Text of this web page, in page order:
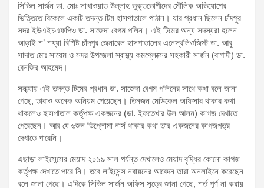
সিভিল সার্জন ডা. মোঃ সাখাওয়াত উল্লাহ ভুক্তভোগীদের মৌলিক অভিযোগের
ভিত্তিতে বিকেলে একটি তদন্ত টিম হাসপাতালে পাঠান। যার প্রধান ছিলেন চাঁদপুর
সদর ইউএইচএফপিও ডা. সাজেদা বেগম পলিন। এই টিমের অন্য সদস্যরা হলেন
আড়াই শ’ শয্যা বিশিষ্ট চাঁদপুর জেনারেল হাসপাতালের এনেস্থলিওজিস্ট ডা. আবু
সাদাত মোঃ সায়েম ও সদর উপজেলা স্বাস্থ্য কমপ্লেক্সের সহকারী সার্জন (বাগাদী) ডা.
বেনজির আহমেদ।
সন্ধ্যায় এই তদন্ত টিমের প্রধান ডা. সাজেদা বেগম পলিনের সাথে কথা বলে জানা
গেছে, তারাও অনেক অনিয়ম পেয়েছেন। তিনজন মেডিকেল অফিসার থাকার কথা
থাকলেও হাসপাতাল কর্তৃপক্ষ একজনের (ডা. ইফতেখার উল আলম) কাগজ দেখাতে
পেরেছেন। আর যে ৬জন ডিপ্লোমা নার্স থাকার কথা তার একজনের কাগজপত্র
দেখাতে পারেনি।
এছাড়া লাইসেন্সের মেয়াদ ২০১৯ সাল পর্যন্ত দেখালেও মেয়াদ বৃদ্ধির কোনো কাগজ
কর্তৃপক্ষ দেখাতে পারে নি। তবে লাইসেন্স নবায়নের আবেদন তারা অনলাইনে করেছেন
বলে জানা গেছে। এদিকে সিভিল সার্জন অফিস সূত্রে জানা গেছে, শর্ত পূর্ণ না করায়